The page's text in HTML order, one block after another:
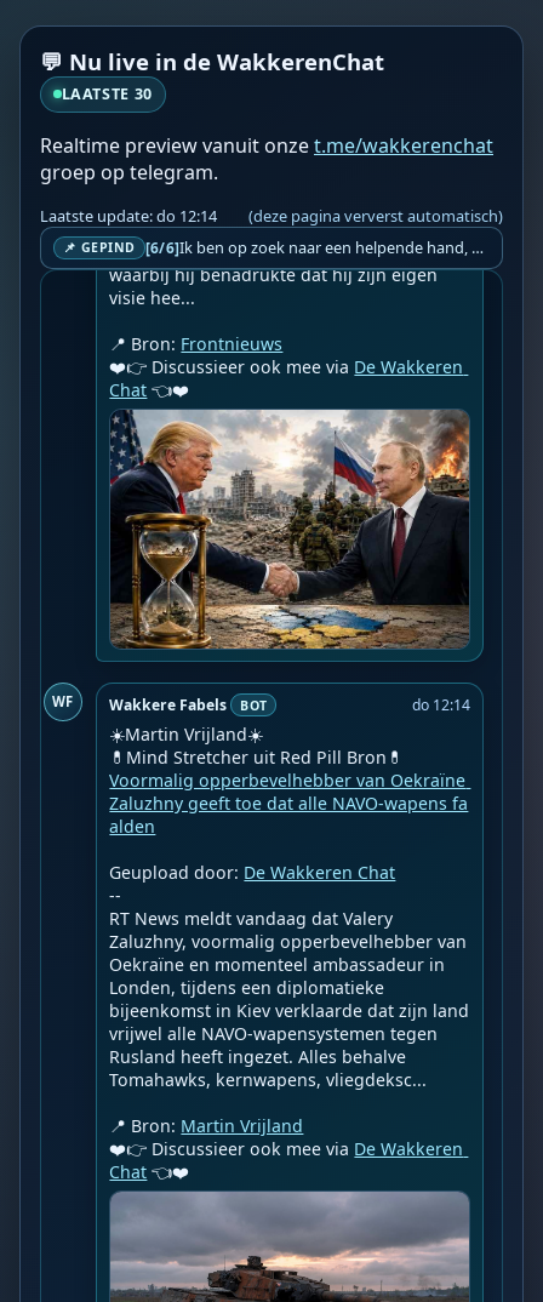
💬 Nu live in de WakkerenChat
LAATSTE 30
Realtime preview vanuit onzet.me/wakkerenchat
groep op telegram.
Laatste update: do 12:14 (deze pagina ververst automatisch)
📌 GEPIND [6/6] Ik ben op zoek naar een helpende hand, een menselijk oog, een admin die helpt met controleren of de chat wel correct word gemodereerd word door NoMoSpam. 98% gaat automatisch goed, toch ik dit nooit helemaal loslaten en moet er altijd een mens mee blijven opletten bij elke beslissing die gemaakt word. Waar bestaan de werkzaamheden uit? Mee kijken in admin log kanaal naar alle drugs/porno/scams die voorbij komen en in het geval van een randgevalletje, ingrijpen en b.v. een verwijderd maar wel toegestaan bericht terug plaatsen met een druk op de knop. tsja zo banaal en simpel is het gesteld.. Word je hier blij van? Nee. Strookt het je ego? Nee. Word je er beter van? Nee. Kost het veel tijd? Totaal niet, consistentie en regelmaat is belangrijker dan 'er even voor kunnen gaan zitten'.. het werk is in een paar seconden gepiept.. je checkt puur of AI de juiste beslissing heeft gemaakt.. …
m vrede in Oekraïne te bewerkstelligen, ma
Geupload door:
--
Poetin kondigde woensdag tijdens een
bijeenkomst in het Kremlin met de leiding
van het ministerie van Defensie
koelbloedig een grote herschikking van
Russische commandanten in het gebied
van de speciale militaire operatie aan,
waarbij hij benadrukte dat hij zijn eigen
visie hee...
📍 Bron: Frontnieuws
❤️👉 Discussieer ook mee via De Wakkeren
Chat 👈❤️
WF Wakkere Fabels BOT do 12:14
☀️Martin Vrijland☀️
Voormalig opperbevelhebber van Oekraïne
Zaluzhny geeft toe dat alle NAVO-wapens fa
alden
Geupload door: De Wakkeren Chat
--
RT News meldt vandaag dat Valery
Zaluzhny, voormalig opperbevelhebber van
Oekraïne en momenteel ambassadeur in
Londen, tijdens een diplomatieke
bijeenkomst in Kiev verklaarde dat zijn land
vrijwel alle NAVO-wapensystemen tegen
Rusland heeft ingezet. Alles behalve
Tomahawks, kernwapens, vliegdeksc...
📍 Bron: Martin Vrijland
❤️👉 Discussieer ook mee via De Wakkeren
Chat 👈❤️